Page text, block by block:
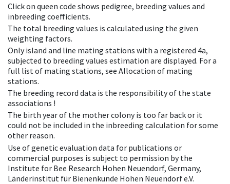
Click on queen code shows pedigree, breeding values and
inbreeding coefficients.
The total breeding values is calculated using the given
weighting factors.
Only island and line mating stations with a registered 4a,
subjected to breeding values estimation are displayed. For a
full list of mating stations, see Allocation of mating
stations.
The breeding record data is the responsibility of the state
associations !
The birth year of the mother colony is too far back or it
could not be included in the inbreeding calculation for some
other reason.
Use of genetic evaluation data for publications or
commercial purposes is subject to permission by the
Institute for Bee Research Hohen Neuendorf, Germany,
Länderinstitut für Bienenkunde Hohen Neuendorf e.V.